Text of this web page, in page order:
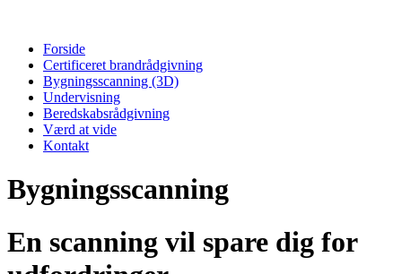
Forside
Certificeret brandrådgivning
Bygningsscanning (3D)
Undervisning
Beredskabsrådgivning
Værd at vide
Kontakt
Bygningsscanning
En scanning vil spare dig for